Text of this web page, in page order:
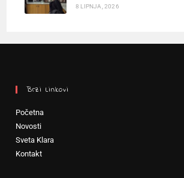
8 LIPNJA, 2026
Brzi Linkovi
Početna
Novosti
Sveta Klara
Kontakt